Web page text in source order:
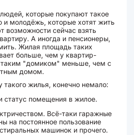
которые покупают такое
и молодёжь, которые хотят жить
возможности сейчас взять
А иногда и пенсионеры,
Жилая площадь таких
больше, чем у квартир-
таким "домиком" меньше, чем с
домом.
такого жилья, конечно немало:
статус помещения в жилое.
Всё-таки гаражные
на постоянное пользование
машинок и прочего.